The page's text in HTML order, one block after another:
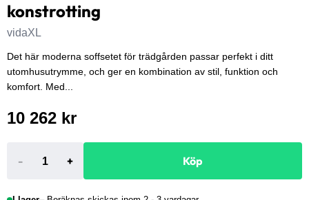
konstrotting
vidaXL
Det här moderna soffsetet för trädgården passar perfekt i ditt
utomhusutrymme, och ger en kombination av stil, funktion och
komfort. Med...
10 262 kr
- + Köp